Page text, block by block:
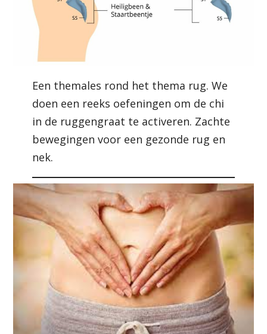
Een themales rond het thema rug. We
doen een reeks oefeningen om de chi
in de ruggengraat te activeren. Zachte
bewegingen voor een gezonde rug en
nek.